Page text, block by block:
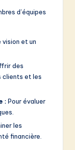
d’équipes
vision et un
des
clients et les
: Pour évaluer
les
financière.